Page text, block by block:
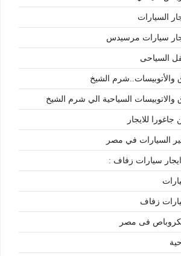
السيارات
سيارات مرسيدس
السياحى
والأتوبيسات..شرم الشيخ
والاتوبيسات السياحية الي شرم الشيخ
للايجار
السيارات في مصر
سيارات زفاف :
زفاف
فى مصر